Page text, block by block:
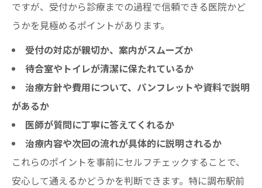
ですが、受付から診療までの過程で信頼できる医院かど
うかを見極めるポイントがあります。
受付の対応が親切か、案内がスムーズか
待合室やトイレが清潔に保たれているか
治療方針や費用について、パンフレットや資料で説明
があるか
医師が質問に丁寧に答えてくれるか
治療内容や次回の流れが具体的に説明されるか
これらのポイントを事前にセルフチェックすることで、
安心して通えるかどうかを判断できます。特に調布駅前